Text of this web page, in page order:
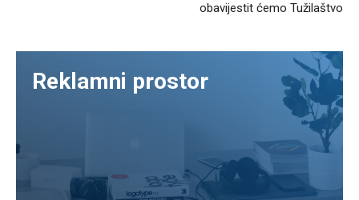
obavijestit ćemo Tužilaštvo
Reklamni prostor